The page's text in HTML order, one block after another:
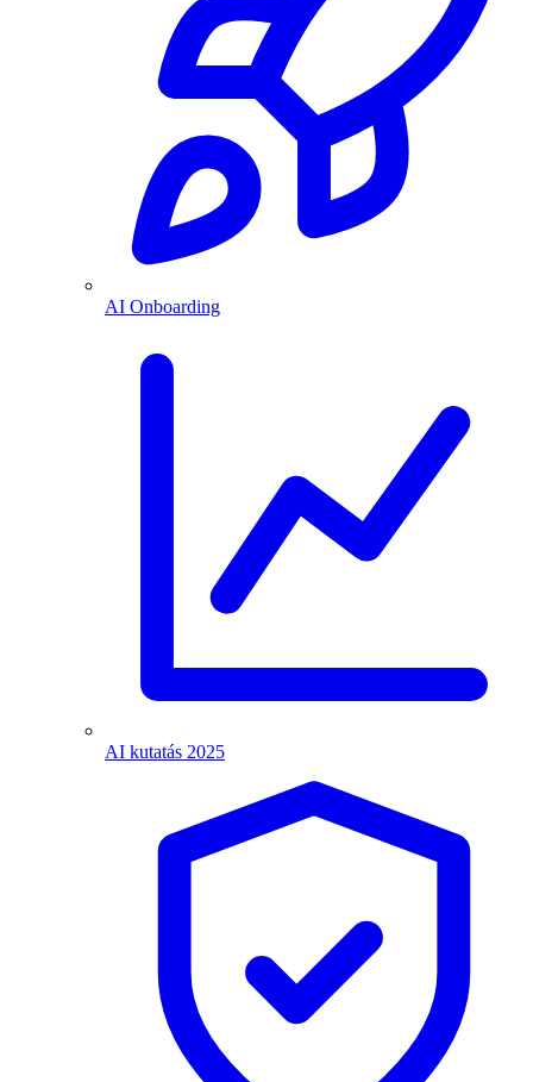
AI Onboarding
AI kutatás 2025